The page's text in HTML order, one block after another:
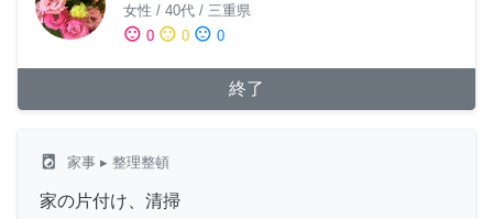
女性 / 40代 / 三重県
sentiment_satisfied 0 sentiment_neutral 0 sentiment_dissatisfied 0
終了
local_laundry_service 家事 ▸ 整理整頓
家の片付け、清掃